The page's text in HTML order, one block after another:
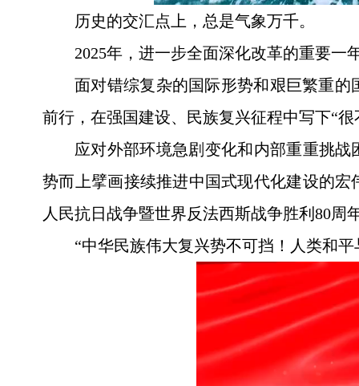
历史的交汇点上，总是气象万千。
2025年，进一步全面深化改革的重要一
面对错综复杂的国际形势和艰巨繁重
前行，在强国建设、民族复兴征程中写下“
应对外部环境急剧变化和内部重重挑
势而上擘画接续推进中国式现代化建设的
人民抗日战争暨世界反法西斯战争胜利80
“中华民族伟大复兴势不可挡！人类和